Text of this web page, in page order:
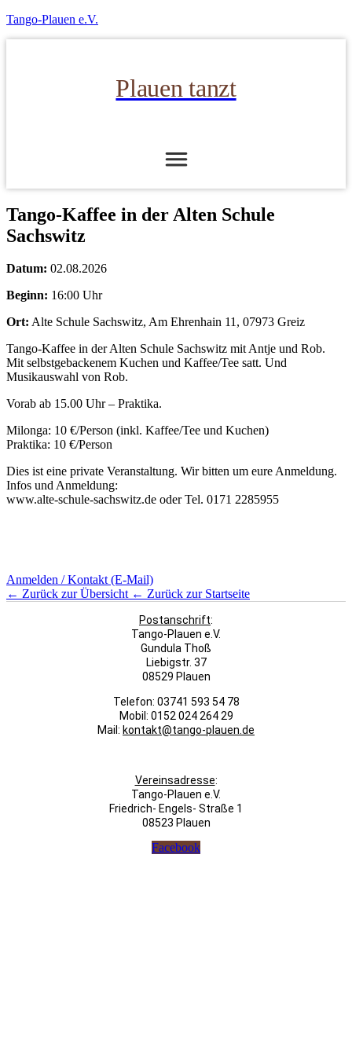
Tango-Plauen e.V.
Plauen tanzt
Tango-Kaffee in der Alten Schule
Sachswitz
Datum: 02.08.2026
Beginn: 16:00 Uhr
Ort: Alte Schule Sachswitz, Am Ehrenhain 11, 07973 Greiz
Tango-Kaffee in der Alten Schule Sachswitz mit Antje und Rob.
Mit selbstgebackenem Kuchen und Kaffee/Tee satt. Und
Musikauswahl von Rob.
Vorab ab 15.00 Uhr – Praktika.
Milonga: 10 €/Person (inkl. Kaffee/Tee und Kuchen)
Praktika: 10 €/Person
Dies ist eine private Veranstaltung. Wir bitten um eure Anmeldung.
Infos und Anmeldung:
www.alte-schule-sachswitz.de oder Tel. 0171 2285955
Anmelden / Kontakt (E-Mail)
← Zurück zur Übersicht ← Zurück zur Startseite
Postanschrift:
Tango-Plauen e.V.
Gundula Thoß
Liebigstr. 37
08529 Plauen
Telefon: 03741 593 54 78
Mobil: 0152 024 264 29
Mail: kontakt@tango-plauen.de
Vereinsadresse:
Tango-Plauen e.V.
Friedrich- Engels- Straße 1
08523 Plauen
Facebook